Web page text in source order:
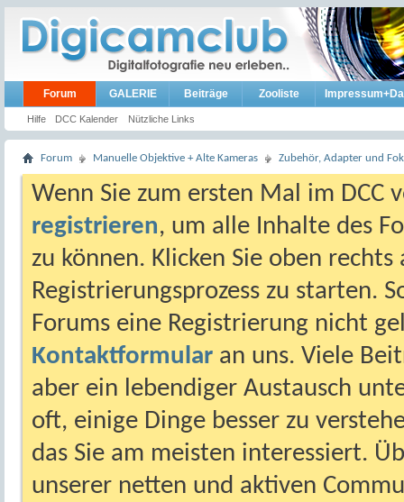
Forum
Hilfe DCC Kalender Nützliche Links
GALERIE Beiträge Zooliste
Forum Manuelle Objektive + Alte Kameras Zubehör, Adapter und
Wenn Sie zum ersten Mal im DCC
registrieren, um alle Inhalte des
zu können. Klicken Sie oben
Registrierungsprozess zu starten.
Forums eine Registrierung nicht
Kontaktformular an uns. Viele
aber ein lebendiger Austausch
oft, einige Dinge besser zu
das Sie am meisten interessiert.
unserer netten und aktiven